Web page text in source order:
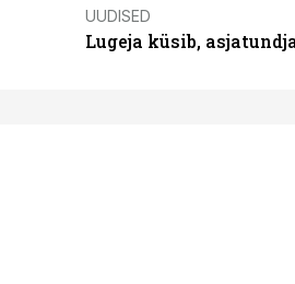
UUDISED
Lugeja küsib,